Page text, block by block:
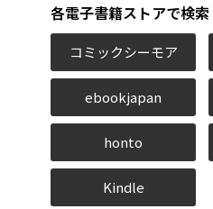
各電子書籍ストアで検索
コミックシーモア
ebookjapan
honto
Kindle